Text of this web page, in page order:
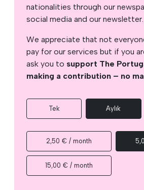
nationalities through our
social media and our newsletter.
We appreciate that not
pay for our services but if you
ask you to support The
making a contribution – no
Tek Aylık
2,50 € / month
15,00 € / month